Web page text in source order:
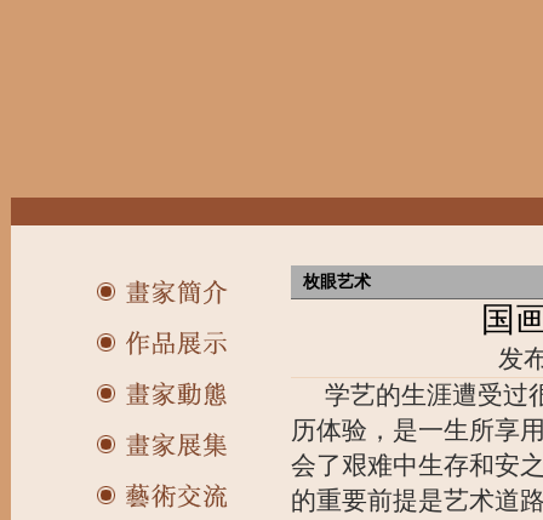
枚眼艺术
国
发
学艺的生涯遭受过
历体验，是一生所享
会了艰难中生存和安
的重要前提是艺术道